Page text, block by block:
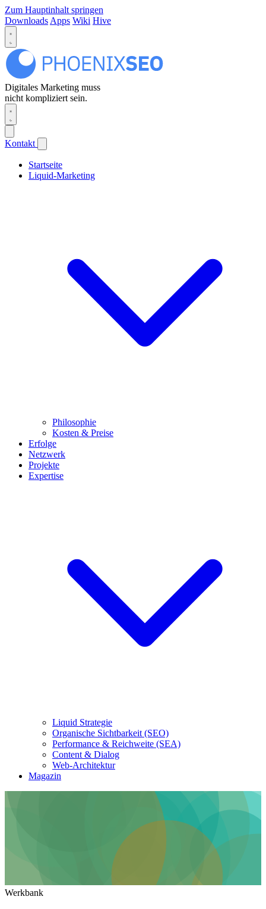
Zum Hauptinhalt springen
Downloads Apps Wiki Hive
Digitales Marketing muss
nicht kompliziert sein.
Kontakt
Startseite
Liquid-Marketing
Philosophie
Kosten & Preise
Erfolge
Netzwerk
Projekte
Expertise
Liquid Strategie
Organische Sichtbarkeit (SEO)
Performance & Reichweite (SEA)
Content & Dialog
Web-Architektur
Magazin
Werkbank